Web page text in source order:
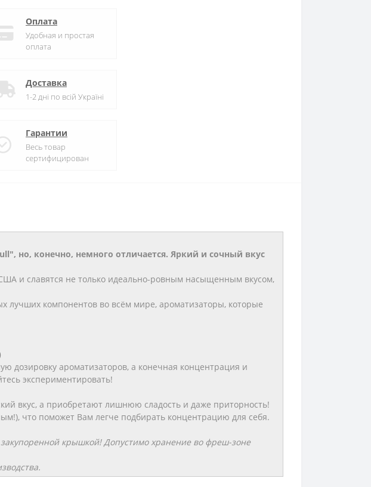
Оплата
Удобная и простая
оплата
Доставка
1-2 дні по всій Україні
Гарантии
Весь товар
сертифицирован
но, конечно, немного отличается. Яркий и сочный вкус
и славятся не только идеально-ровным насыщенным вкусом,
лучших компонентов во всём мире, ароматизаторы, которые
дозировку ароматизаторов, а конечная концентрация и
экспериментировать!
вкус, а приобретают лишнюю сладость и даже приторность!
что поможет Вам легче подбирать концентрацию для себя.
закупоренной крышкой! Допустимо хранение во фреш-зоне